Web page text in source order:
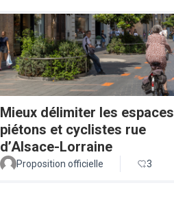
Mieux délimiter les espaces
piétons et cyclistes rue
d’Alsace-Lorraine
Proposition officielle 3